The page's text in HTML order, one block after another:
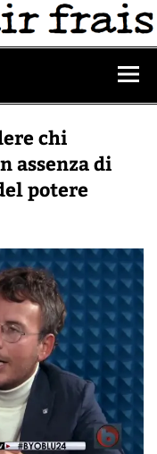
chi
assenza di
potere